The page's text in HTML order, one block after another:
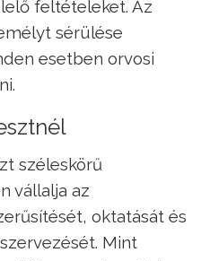
feltételeket. Az
sérülése
esetben orvosi
széleskörű
vállalja az
oktatását és
Mint